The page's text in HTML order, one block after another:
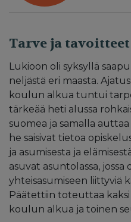
Tarve ja tavoitteet
Lukioon oli syksyllä
neljästä eri maasta.
koulun alkua tuntui
tärkeää heti alussa
suomea ja samalla
he saisivat tietoa
ja asumisesta ja
asuvat asuntolassa, jossa
yhteisasumiseen liittyviä
Päätettiin toteuttaa kaksi
koulun alkua ja toinen